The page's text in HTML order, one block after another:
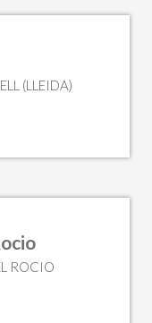
(LLEIDA)
ROCIO